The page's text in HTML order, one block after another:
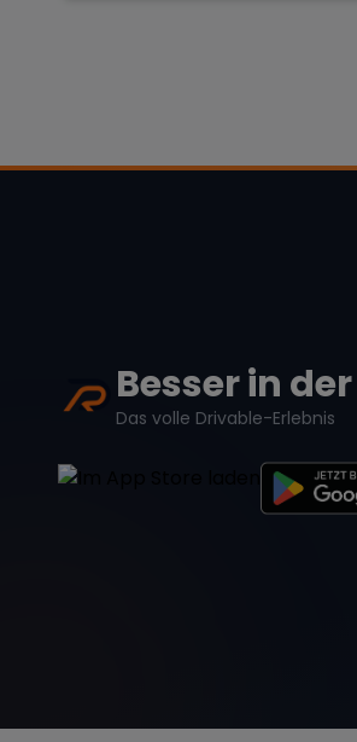
Besser in
Das volle Drivable-Erlebnis